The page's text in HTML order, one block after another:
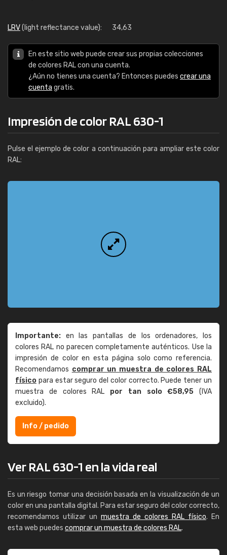
LRV(light reflectance value): 34,63
En este sitio web puede crear sus propias colecciones
de colores RAL con una cuenta.
¿Aún no tienes una cuenta? Entonces puedes crear una
cuenta gratis.
Impresión de color RAL 630-1
Pulse el ejemplo de color a continuación para ampliar este color
RAL:
Importante: en las pantallas de los ordenadores, los
colores RAL no parecen completamente auténticos. Use la
impresión de color en esta página solo como referencia.
Recomendamos comprar un muestra de colores RAL
físico para estar seguro del color correcto. Puede tener un
muestra de colores RAL por tan solo €58,95 (IVA
excluido).
Info / pedido
Ver RAL 630-1 en la vida real
Es un riesgo tomar una decisión basada en la visualización de un
color en una pantalla digital. Para estar seguro del color correcto,
recomendamos utilizar un muestra de colores RAL físico. En
esta web puedes comprar un muestra de colores RAL.